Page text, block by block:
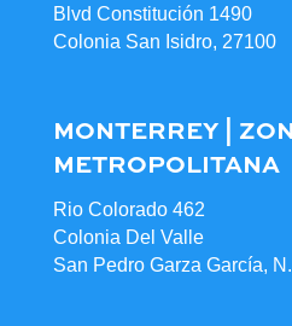
Blvd Constitución 1490
Colonia San Isidro, 27100
MONTERREY |
METROPOLITANA
Rio Colorado 462
Colonia Del Valle
San Pedro Garza García,